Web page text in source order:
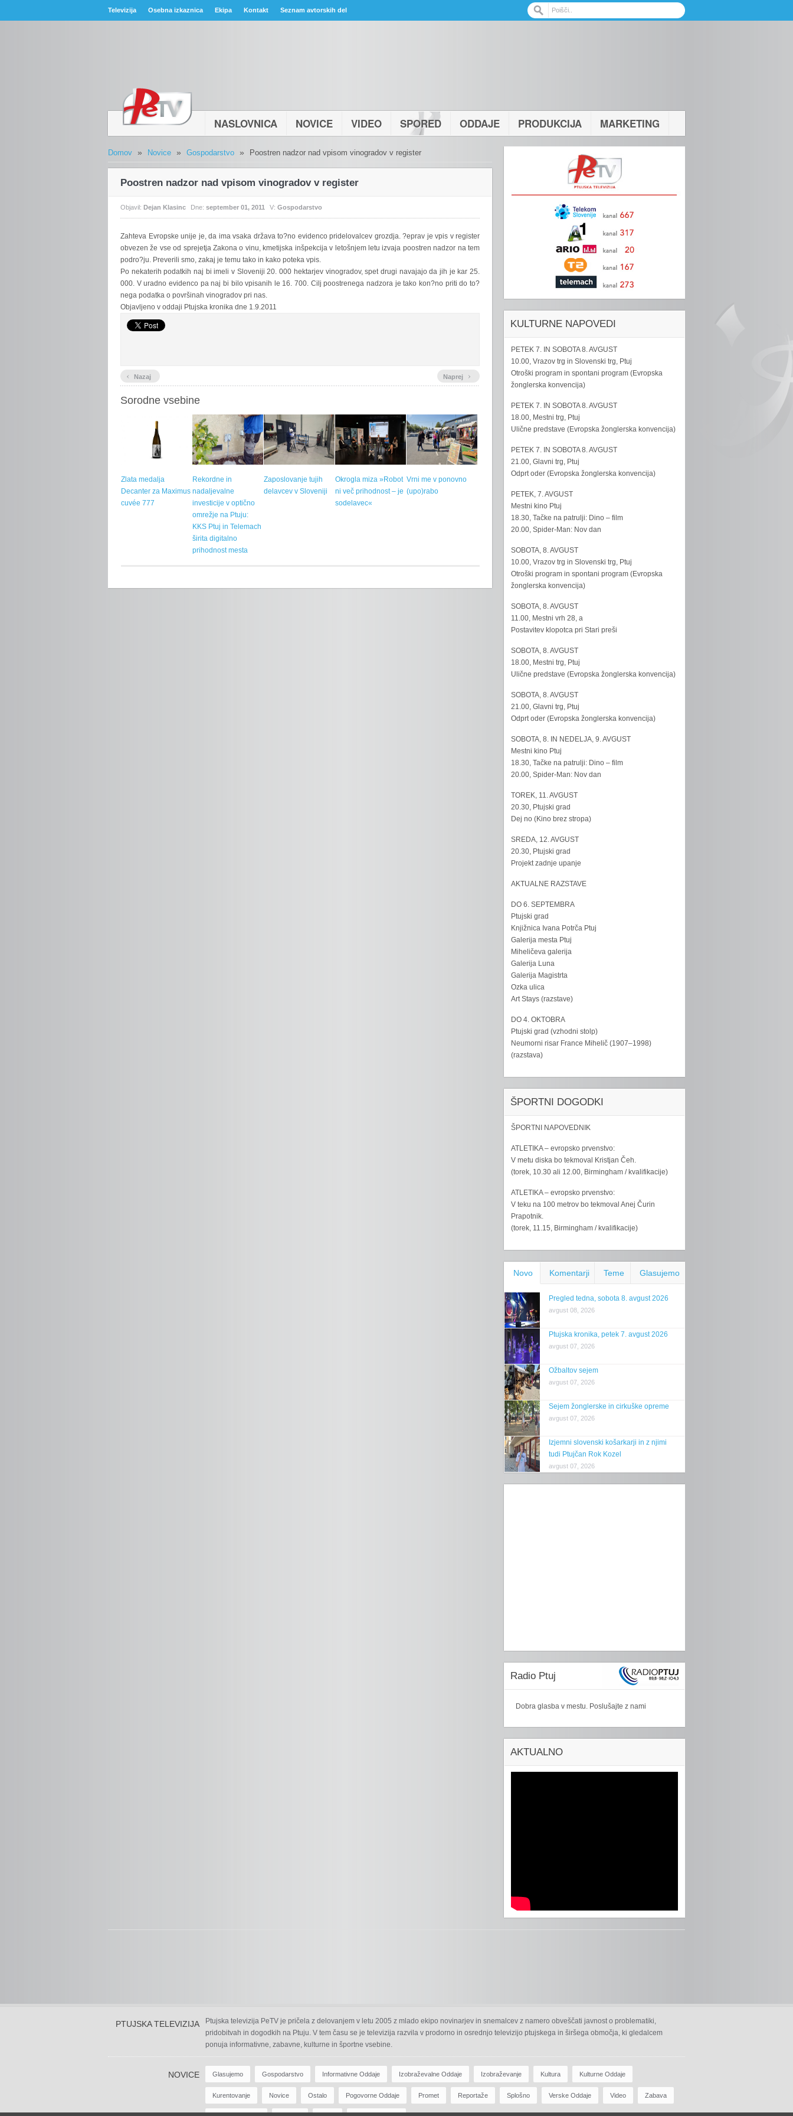
Televizija Osebna izkaznica Ekipa Kontakt Seznam avtorskih del
NASLOVNICA NOVICE VIDEO SPORED ODDAJE PRODUKCIJA MARKETING
Domov » Novice » Gospodarstvo » Poostren nadzor nad vpisom vinogradov v register
Poostren nadzor nad vpisom vinogradov v register
Objavil: Dejan Klasinc Dne: september 01, 2011 V: Gospodarstvo
Zahteva Evropske unije je, da ima vsaka država to?no evidenco pridelovalcev grozdja. ?eprav je vpis v register
obvezen že vse od sprejetja Zakona o vinu, kmetijska inšpekcija v letošnjem letu izvaja poostren nadzor na tem
podro?ju. Preverili smo, zakaj je temu tako in kako poteka vpis.
Po nekaterih podatkih naj bi imeli v Sloveniji 20. 000 hektarjev vinogradov, spet drugi navajajo da jih je kar 25.
000. V uradno evidenco pa naj bi bilo vpisanih le 16. 700. Cilj poostrenega nadzora je tako kon?no priti do to?
nega podatka o površinah vinogradov pri nas.
Objavljeno v oddaji Ptujska kronika dne 1.9.2011
‹ Nazaj Naprej ›
Sorodne vsebine
Zlata medalja
Decanter za Maximus
cuvée 777
Rekordne in
nadaljevalne
investicije v optično
omrežje na Ptuju:
KKS Ptuj in Telemach
širita digitalno
prihodnost mesta
Zaposlovanje tujih
delavcev v Sloveniji
Okrogla miza »Robot
ni več prihodnost – je
sodelavec«
Vrni me v ponovno
(upo)rabo
KULTURNE NAPOVEDI
PETEK 7. IN SOBOTA 8. AVGUST
10.00, Vrazov trg in Slovenski trg, Ptuj
Otroški program in spontani program (Evropska
žonglerska konvencija)
PETEK 7. IN SOBOTA 8. AVGUST
18.00, Mestni trg, Ptuj
Ulične predstave (Evropska žonglerska konvencija)
PETEK 7. IN SOBOTA 8. AVGUST
21.00, Glavni trg, Ptuj
Odprt oder (Evropska žonglerska konvencija)
PETEK, 7. AVGUST
Mestni kino Ptuj
18.30, Tačke na patrulji: Dino – film
20.00, Spider-Man: Nov dan
SOBOTA, 8. AVGUST
10.00, Vrazov trg in Slovenski trg, Ptuj
Otroški program in spontani program (Evropska
žonglerska konvencija)
SOBOTA, 8. AVGUST
11.00, Mestni vrh 28, a
Postavitev klopotca pri Stari preši
SOBOTA, 8. AVGUST
18.00, Mestni trg, Ptuj
Ulične predstave (Evropska žonglerska konvencija)
SOBOTA, 8. AVGUST
21.00, Glavni trg, Ptuj
Odprt oder (Evropska žonglerska konvencija)
SOBOTA, 8. IN NEDELJA, 9. AVGUST
Mestni kino Ptuj
18.30, Tačke na patrulji: Dino – film
20.00, Spider-Man: Nov dan
TOREK, 11. AVGUST
20.30, Ptujski grad
Dej no (Kino brez stropa)
SREDA, 12. AVGUST
20.30, Ptujski grad
Projekt zadnje upanje
AKTUALNE RAZSTAVE
DO 6. SEPTEMBRA
Ptujski grad
Knjižnica Ivana Potrča Ptuj
Galerija mesta Ptuj
Miheličeva galerija
Galerija Luna
Galerija Magistrta
Ozka ulica
Art Stays (razstave)
DO 4. OKTOBRA
Ptujski grad (vzhodni stolp)
Neumorni risar France Mihelič (1907–1998)
(razstava)
ŠPORTNI DOGODKI
ŠPORTNI NAPOVEDNIK
ATLETIKA – evropsko prvenstvo:
V metu diska bo tekmoval Kristjan Čeh.
(torek, 10.30 ali 12.00, Birmingham / kvalifikacije)
ATLETIKA – evropsko prvenstvo:
V teku na 100 metrov bo tekmoval Anej Čurin
Prapotnik.
(torek, 11.15, Birmingham / kvalifikacije)
Novo Komentarji Teme Glasujemo
Pregled tedna, sobota 8. avgust 2026
avgust 08, 2026
Ptujska kronika, petek 7. avgust 2026
avgust 07, 2026
Ožbaltov sejem
avgust 07, 2026
Sejem žonglerske in cirkuške opreme
avgust 07, 2026
Izjemni slovenski košarkarji in z njimi
tudi Ptujčan Rok Kozel
avgust 07, 2026
Radio Ptuj
Dobra glasba v mestu. Poslušajte z nami
AKTUALNO
PTUJSKA TELEVIZIJA
Ptujska televizija PeTV je pričela z delovanjem v letu 2005 z mlado ekipo novinarjev in snemalcev z namero obveščati javnost o problematiki,
pridobitvah in dogodkih na Ptuju. V tem času se je televizija razvila v prodorno in osrednjo televizijo ptujskega in širšega območja, ki gledalcem
ponuja informativne, zabavne, kulturne in športne vsebine.
NOVICE Glasujemo Gospodarstvo Informativne Oddaje Izobraževalne Oddaje Izobraževanje Kultura Kulturne Oddaje
Kurentovanje Novice Ostalo Pogovorne Oddaje Promet Reportaže Splošno Verske Oddaje Video Zabava